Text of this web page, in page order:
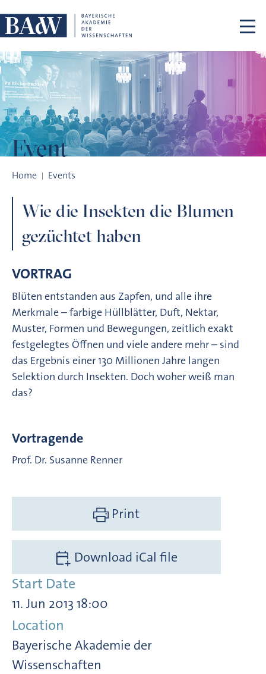
Event
Home Events
Wie die Insekten die Blumen
gezüchtet haben
VORTRAG
Blüten entstanden aus Zapfen, und alle ihre
Merkmale – farbige Hüllblätter, Duft, Nektar,
Muster, Formen und Bewegungen, zeitlich exakt
festgelegtes Öffnen und viele andere mehr – sind
das Ergebnis einer 130 Millionen Jahre langen
Selektion durch Insekten. Doch woher weiß man
das?
Vortragende
Prof. Dr. Susanne Renner
Print
Download iCal file
Start Date
11. Jun 2013 18:00
Location
Bayerische Akademie der
Wissenschaften